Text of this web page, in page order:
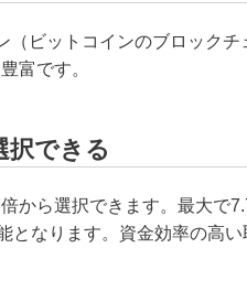
ビットコインのブロックチ
富です。
択できる
から選択できます。最大で
なります。資金効率の高い